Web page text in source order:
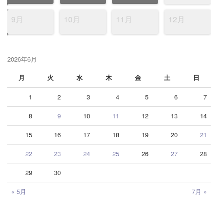
9月 10月 11月 12月
2026年6月
月
火 水 木 金 土 日
« 5月 7月 »
1 2 3 4 5 6 7
8 9 10 11 12 13 14
15 16 17 18 19 20 21
22 23 24 25 26 27 28
29 30